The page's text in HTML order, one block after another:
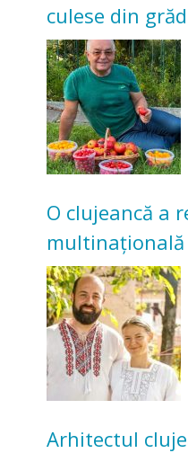
culese din
nu poate oferi
O clujeancă a
Acum cultivă
bunicilor
Arhitectul